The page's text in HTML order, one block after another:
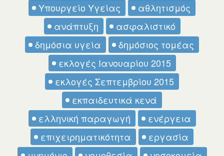
Υπουργείο Υγείας
αθλητισμός
ανάπτυξη
ασφαλιστικό
δημόσια υγεία
δημόσιος τομέας
εκλογές Ιανουαρίου 2015
εκλογές Σεπτεμβρίου 2015
εκπαιδευτικά κενά
ελληνική παραγωγή
ενέργεια
επιχειρηματικότητα
εργασία